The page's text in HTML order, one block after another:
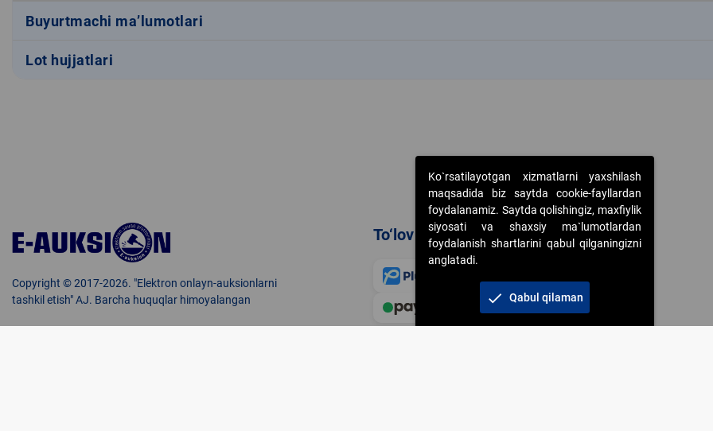
Buyurtmachi ma’lumotlari
Lot hujjatlari
Copyright © 2017-2026. "Elektron onlayn-auksionlarni
tashkil etish" AJ. Barcha huquqlar himoyalangan
To‘lov usullari
Ko`rsatilayotgan xizmatlarni yaxshilash
maqsadida biz saytda cookie-fayllardan
foydalanamiz. Saytda qolishingiz, maxfiylik
siyosati va shaxsiy ma`lumotlardan
foydalanish shartlarini qabul qilganingizni
anglatadi.
check Qabul qilaman